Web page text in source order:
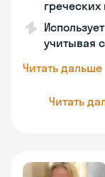
учитывая
Читать дальше
Читать